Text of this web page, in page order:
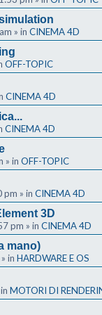
» in CINEMA 4D
OFF-TOPIC
CINEMA 4D
CINEMA 4D
» in OFF-TOPIC
pm » in CINEMA 4D
3D
pm » in CINEMA 4D
mano)
» in HARDWARE E OS
MOTORI DI